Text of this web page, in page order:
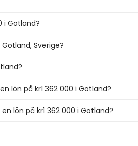
i Gotland?
Sverige?
lön på kr1 362 000 i Gotland?
lön på kr1 362 000 i Gotland?